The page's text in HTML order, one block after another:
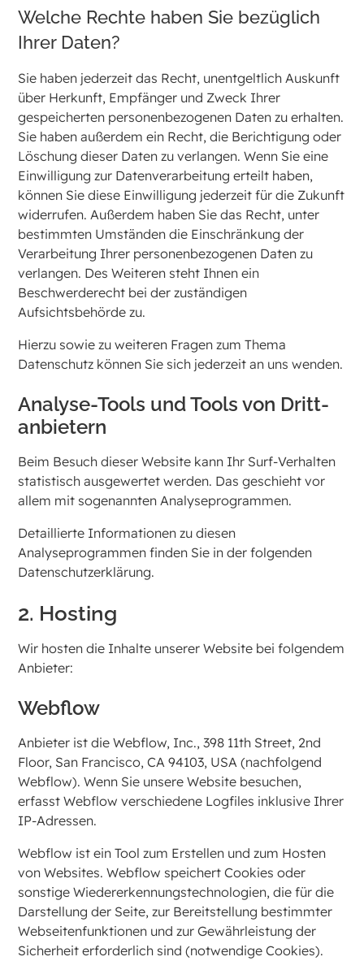
Welche Rechte haben Sie bezüglich
Ihrer Daten?
Sie haben jederzeit das Recht, unentgeltlich Auskunft
über Herkunft, Empfänger und Zweck Ihrer
gespeicherten personenbezogenen Daten zu erhalten.
Sie haben außerdem ein Recht, die Berichtigung oder
Löschung dieser Daten zu verlangen. Wenn Sie eine
Einwilligung zur Datenverarbeitung erteilt haben,
können Sie diese Einwilligung jederzeit für die Zukunft
widerrufen. Außerdem haben Sie das Recht, unter
bestimmten Umständen die Einschränkung der
Verarbeitung Ihrer personenbezogenen Daten zu
verlangen. Des Weiteren steht Ihnen ein
Beschwerderecht bei der zuständigen
Aufsichtsbehörde zu.
Hierzu sowie zu weiteren Fragen zum Thema
Datenschutz können Sie sich jederzeit an uns wenden.
Analyse-Tools und Tools von Dritt­
anbietern
Beim Besuch dieser Website kann Ihr Surf-Verhalten
statistisch ausgewertet werden. Das geschieht vor
allem mit sogenannten Analyseprogrammen.
Detaillierte Informationen zu diesen
Analyseprogrammen finden Sie in der folgenden
Datenschutzerklärung.
2. Hosting
Wir hosten die Inhalte unserer Website bei folgendem
Anbieter:
Webflow
Anbieter ist die Webflow, Inc., 398 11th Street, 2nd
Floor, San Francisco, CA 94103, USA (nachfolgend
Webflow). Wenn Sie unsere Website besuchen,
erfasst Webflow verschiedene Logfiles inklusive Ihrer
IP-Adressen.
Webflow ist ein Tool zum Erstellen und zum Hosten
von Websites. Webflow speichert Cookies oder
sonstige Wiedererkennungstechnologien, die für die
Darstellung der Seite, zur Bereitstellung bestimmter
Webseitenfunktionen und zur Gewährleistung der
Sicherheit erforderlich sind (notwendige Cookies).